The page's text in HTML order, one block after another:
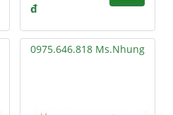
đ
0975.646.818 Ms.Nhung